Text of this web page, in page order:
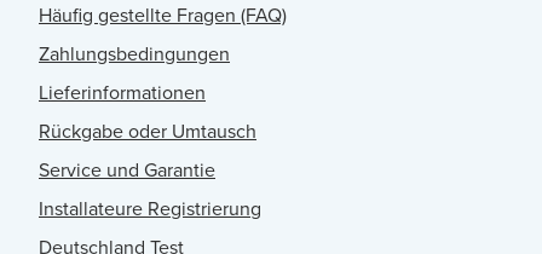
Häufig gestellte Fragen (FAQ)
Zahlungsbedingungen
Lieferinformationen
Rückgabe oder Umtausch
Service und Garantie
Installateure Registrierung
Deutschland Test